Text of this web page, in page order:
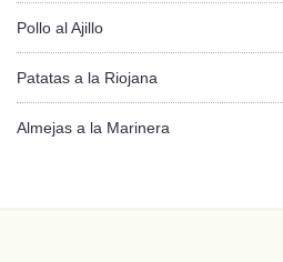
Pollo al Ajillo
Patatas a la Riojana
Almejas a la Marinera